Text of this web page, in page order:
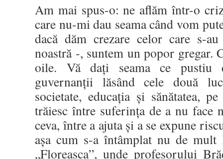
Am mai spus-o: ne aflăm într-o
care nu-mi dau seama când vom
dacă dăm crezare celor care s-
noastră -, suntem un popor gregar.
oile. Vă daţi seama ce pustiu
guvernanţii lăsând cele două
societate, educaţia şi sănătatea,
trăiesc între suferinţa de a nu face
ceva, între a ajuta şi a se expune
aşa cum s-a întâmplat nu de
„Floreasca”, unde profesorului